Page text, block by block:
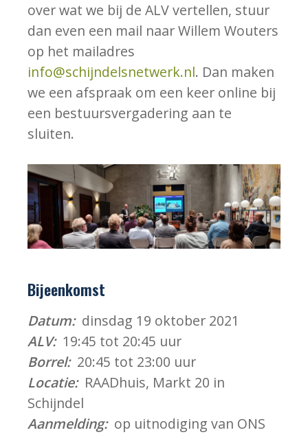
over wat we bij de ALV vertellen, stuur
dan even een mail naar Willem Wouters
op het mailadres
info@schijndelsnetwerk.nl. Dan maken
we een afspraak om een keer online bij
een bestuursvergadering aan te
sluiten.
Bijeenkomst
Datum:dinsdag 19 oktober 2021
ALV:19:45 tot 20:45 uur
Borrel:20:45 tot 23:00 uur
Locatie:RAADhuis, Markt 20 in
Schijndel
Aanmelding:op uitnodiging van ONS